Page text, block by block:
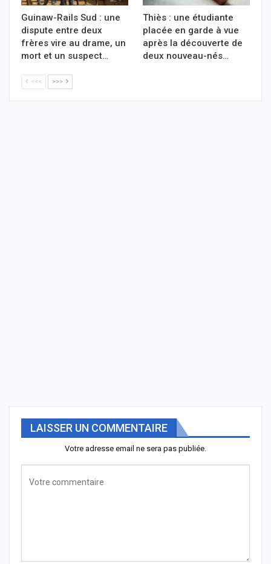
Guinaw-Rails Sud : une
dispute entre deux
frères vire au drame, un
mort et un suspect…
Thiès : une étudiante
placée en garde à vue
après la découverte de
deux nouveau-nés…
<<< >>>
LAISSER UN COMMENTAIRE
Votre adresse email ne sera pas publiée.